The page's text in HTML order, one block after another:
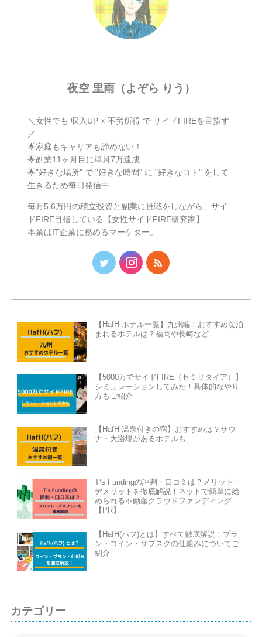
夜空 里雨（よぞら りう）
＼女性でも 収入UP × 不労所得 で サイドFIREを目指す
／
🌟家庭もキャリアも諦めない！
🌟副業11ヶ月目に単月7万達成
🌟"好きな場所" で "好きな時間" に "好きなコト" をして
生きるため毎日発信中
毎月5.6万円の積立投資と副業に挑戦をしながら、サイ
ドFIRE目指している【女性サイドFIRE研究家】
本業はIT企業に務めるマーケター。
【HafH ホテル一覧】九州編！おすすめな泊
まれるホテルは？福岡や長崎など
【5000万でサイドFIRE（セミリタイア）】
シミュレーションしてみた！具体的なやり
方もご紹介
【HafH 温泉付きの宿】おすすめは？サウ
ナ・大浴場があるホテルも
T‘s Fundingの評判・口コミは？メリット・
デメリットを徹底解説！ネットで簡単に始
められる不動産クラウドファンディング
【PR】
【HafH(ハフ)とは】すべて徹底解説！プラ
ン・コイン・サブスクの仕組みについてご
紹介
カテゴリー